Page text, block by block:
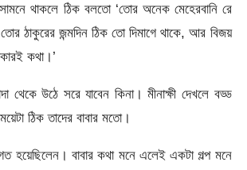
থাকলে ঠিক বলতো ‘তোর অনেক মেহেরবানি রে
তোর ঠাকুরের জন্মদিন ঠিক তো দিমাগে থাকে, আর বিজয়
কথা।’
থেকে উঠে সরে যাবেন কিনা। মীনাক্ষী দেখলে বড্ড
ঠিক তাদের বাবার মতো।
হয়েছিলেন। বাবার কথা মনে এলেই একটা গল্প মনে